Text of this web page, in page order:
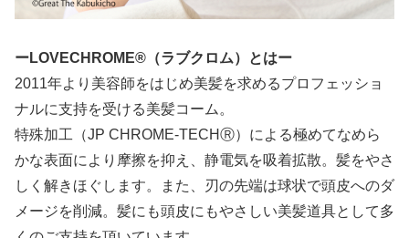
ーLOVECHROME®（ラブクロム）とはー
2011年より美容師をはじめ美髪を求めるプロフェッショ
ナルに支持を受ける美髪コーム。
特殊加工（JP CHROME-TECHⓇ）による極めてなめら
かな表面により摩擦を抑え、静電気を吸着拡散。髪をやさ
しく解きほぐします。また、刃の先端は球状で頭皮へのダ
メージを削減。髪にも頭皮にもやさしい美髪道具として多